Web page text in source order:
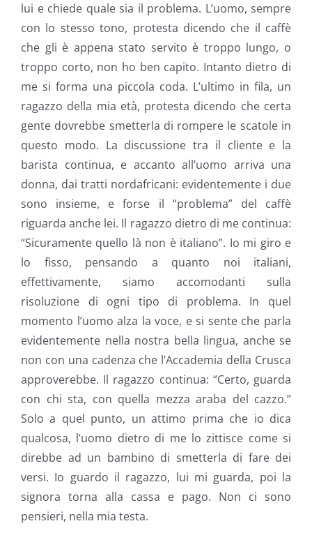
lui e chiede quale sia il problema. L’uomo, sempre
con lo stesso tono, protesta dicendo che il caffè
che gli è appena stato servito è troppo lungo, o
troppo corto, non ho ben capito. Intanto dietro di
me si forma una piccola coda. L’ultimo in fila, un
ragazzo della mia età, protesta dicendo che certa
gente dovrebbe smetterla di rompere le scatole in
questo modo. La discussione tra il cliente e la
barista continua, e accanto all’uomo arriva una
donna, dai tratti nordafricani: evidentemente i due
sono insieme, e forse il “problema” del caffè
riguarda anche lei. Il ragazzo dietro di me continua:
“Sicuramente quello là non è italiano”. Io mi giro e
lo fisso, pensando a quanto noi italiani,
effettivamente, siamo accomodanti sulla
risoluzione di ogni tipo di problema. In quel
momento l’uomo alza la voce, e si sente che parla
evidentemente nella nostra bella lingua, anche se
non con una cadenza che l’Accademia della Crusca
approverebbe. Il ragazzo continua: “Certo, guarda
con chi sta, con quella mezza araba del cazzo.”
Solo a quel punto, un attimo prima che io dica
qualcosa, l’uomo dietro di me lo zittisce come si
direbbe ad un bambino di smetterla di fare dei
versi. Io guardo il ragazzo, lui mi guarda, poi la
signora torna alla cassa e pago. Non ci sono
pensieri, nella mia testa.